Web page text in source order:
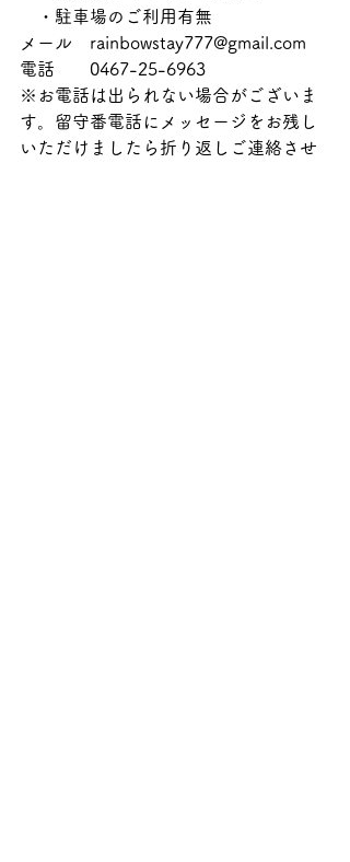
・駐車場のご利用有無
メール rainbowstay777@gmail.com
電話　　0467-25-6963
※お電話は出られない場合がございま
す。留守番電話にメッセージをお残し
いただけましたら折り返しご連絡させ